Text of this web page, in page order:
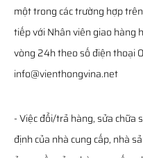
một trong các trường hợp
tiếp với Nhân viên giao hàng
vòng 24h theo số điện thoại
info@vienthongvina.net
- Việc đổi/trả hàng, sửa chữa
định của nhà cung cấp, nhà